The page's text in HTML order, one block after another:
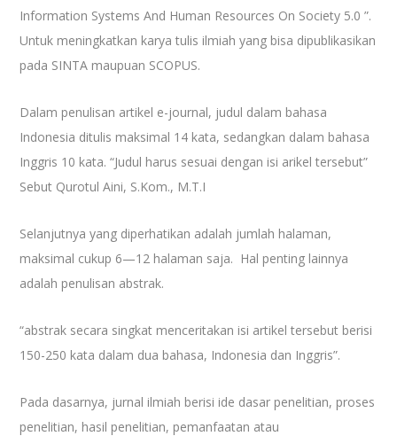
Information Systems And Human Resources On Society 5.0 ”.
Untuk meningkatkan karya tulis ilmiah yang bisa dipublikasikan
pada SINTA maupuan SCOPUS.
Dalam penulisan artikel e-journal, judul dalam bahasa
Indonesia ditulis maksimal 14 kata, sedangkan dalam bahasa
Inggris 10 kata. “Judul harus sesuai dengan isi arikel tersebut”
Sebut Qurotul Aini, S.Kom., M.T.I
Selanjutnya yang diperhatikan adalah jumlah halaman,
maksimal cukup 6—12 halaman saja. Hal penting lainnya
adalah penulisan abstrak.
“abstrak secara singkat menceritakan isi artikel tersebut berisi
150-250 kata dalam dua bahasa, Indonesia dan Inggris”.
Pada dasarnya, jurnal ilmiah berisi ide dasar penelitian, proses
penelitian, hasil penelitian, pemanfaatan atau